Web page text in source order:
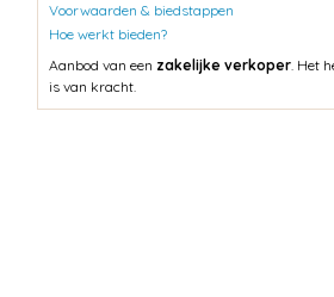
Voorwaarden & biedstappen
Hoe werkt bieden?
Aanbod van een zakelijke verkoper. Het
is van kracht.